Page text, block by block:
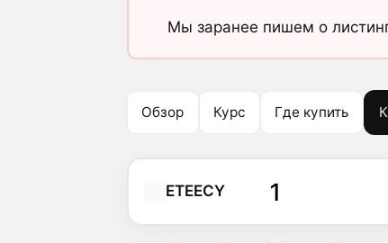
Мы заранее пишем о
Обзор Курс Где купить
ETEECY